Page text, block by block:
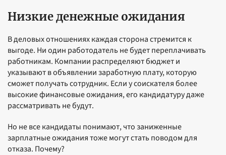
Низкие денежные ожидания
В деловых отношениях каждая сторона стремится к
выгоде. Ни один работодатель не будет переплачивать
работникам. Компании распределяют бюджет и
указывают в объявлении заработную плату, которую
сможет получать сотрудник. Если у соискателя более
высокие финансовые ожидания, его кандидатуру даже
рассматривать не будут.
Но не все кандидаты понимают, что заниженные
зарплатные ожидания тоже могут стать поводом для
отказа. Почему?